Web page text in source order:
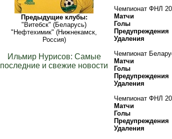
Предыдущие клубы:
"Витебск" (Беларусь)
"Нефтехимик" (Нижнекамск,
Россия)
Ильмир Нурисов: Самые
последние и свежие новости
Чемпионат ФНЛ
Матчи
Голы
Предупреждения
Удаления
Чемпионат
Матчи
Голы
Предупреждения
Удаления
Чемпионат ФНЛ
Матчи
Голы
Предупреждения
Удаления